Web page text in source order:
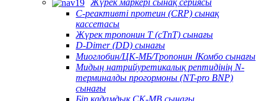
Жүрек маркері сынақ сериясы
C-реактивті протеин (CRP) сынақ
кассетасы
Жүрек тропонин T (cTnT) сынағы
D-Dimer (DD) сынағы
Миоглобин/ЦК-МБ/Тропонин ⅠКомбо сынағы
Мидың натрийуретикалық рептидінің N-
терминалды прогормоны (NT-pro BNP)
сынағы